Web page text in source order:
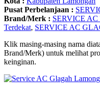
Pusat Perbelanjaan :
Brand/Merk : SERVICE
Terdekat, SERVICE AC
Klik masing-masing nama
Brand/Merk) untuk melihat
keinginan.